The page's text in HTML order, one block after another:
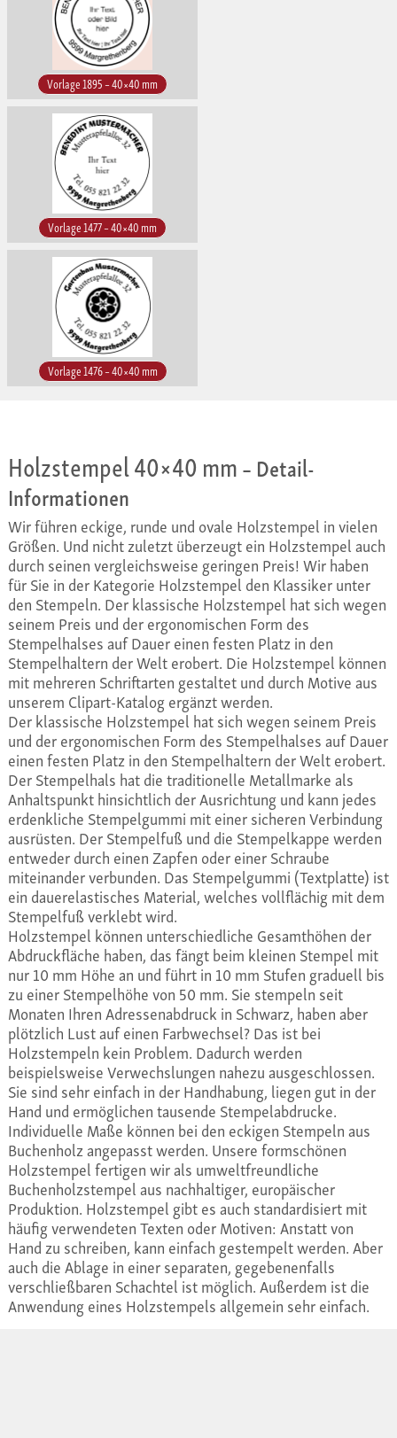
Vorlage 1895 – 40×40 mm
Vorlage 1477 – 40×40 mm
Vorlage 1476 – 40×40 mm
Holzstempel 40×40 mm– Detail-
Informationen
Wir führen eckige, runde und ovale Holzstempel in vielen
Größen. Und nicht zuletzt überzeugt ein Holzstempel auch
durch seinen vergleichsweise geringen Preis! Wir haben
für Sie in der Kategorie Holzstempel den Klassiker unter
den Stempeln. Der klassische Holzstempel hat sich wegen
seinem Preis und der ergonomischen Form des
Stempelhalses auf Dauer einen festen Platz in den
Stempelhaltern der Welt erobert. Die Holzstempel können
mit mehreren Schriftarten gestaltet und durch Motive aus
unserem Clipart-Katalog ergänzt werden.
Der klassische Holzstempel hat sich wegen seinem Preis
und der ergonomischen Form des Stempelhalses auf Dauer
einen festen Platz in den Stempelhaltern der Welt erobert.
Der Stempelhals hat die traditionelle Metallmarke als
Anhaltspunkt hinsichtlich der Ausrichtung und kann jedes
erdenkliche Stempelgummi mit einer sicheren Verbindung
ausrüsten. Der Stempelfuß und die Stempelkappe werden
entweder durch einen Zapfen oder einer Schraube
miteinander verbunden. Das Stempelgummi (Textplatte) ist
ein dauerelastisches Material, welches vollflächig mit dem
Stempelfuß verklebt wird.
Holzstempel können unterschiedliche Gesamthöhen der
Abdruckfläche haben, das fängt beim kleinen Stempel mit
nur 10 mm Höhe an und führt in 10 mm Stufen graduell bis
zu einer Stempelhöhe von 50 mm. Sie stempeln seit
Monaten Ihren Adressenabdruck in Schwarz, haben aber
plötzlich Lust auf einen Farbwechsel? Das ist bei
Holzstempeln kein Problem. Dadurch werden
beispielsweise Verwechslungen nahezu ausgeschlossen.
Sie sind sehr einfach in der Handhabung, liegen gut in der
Hand und ermöglichen tausende Stempelabdrucke.
Individuelle Maße können bei den eckigen Stempeln aus
Buchenholz angepasst werden. Unsere formschönen
Holzstempel fertigen wir als umweltfreundliche
Buchenholzstempel aus nachhaltiger, europäischer
Produktion. Holzstempel gibt es auch standardisiert mit
häufig verwendeten Texten oder Motiven: Anstatt von
Hand zu schreiben, kann einfach gestempelt werden. Aber
auch die Ablage in einer separaten, gegebenenfalls
verschließbaren Schachtel ist möglich. Außerdem ist die
Anwendung eines Holzstempels allgemein sehr einfach.